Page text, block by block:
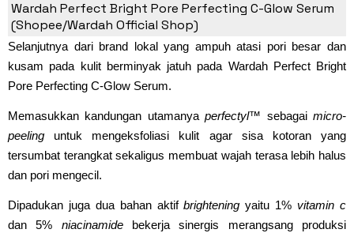
Perfecting C-Glow Serum
Wardah Perfect Bright Pore Perfecting C-Glow Serum
(Shopee/Wardah Official Shop)
Selanjutnya dari brand lokal yang ampuh atasi pori besar dan
kusam pada kulit berminyak jatuh pada Wardah Perfect Bright
Pore Perfecting C-Glow Serum.
Memasukkan kandungan utamanyaperfectyl™ sebagaimicro-
peeling untuk mengeksfoliasi kulit agar sisa kotoran yang
tersumbat terangkat sekaligus membuat wajah terasa lebih halus
dan pori mengecil.
Dipadukan juga dua bahan aktifbrightening yaitu 1% vitamin c
dan 5% niacinamidebekerja sinergis merangsang produksi